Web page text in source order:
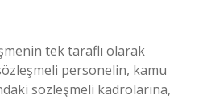
tek taraflı olarak
personelin, kamu
sözleşmeli kadrolarına,